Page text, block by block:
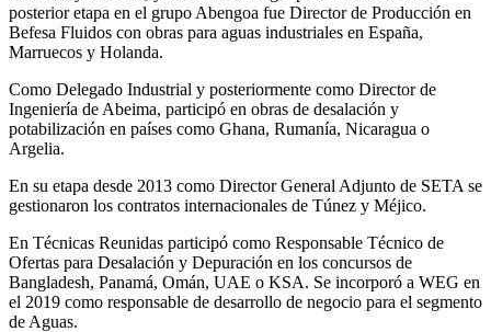
posterior etapa en el grupo Abengoa fue Director de Producción en
Befesa Fluidos con obras para aguas industriales en España,
Marruecos y Holanda.
Como Delegado Industrial y posteriormente como Director de
Ingeniería de Abeima, participó en obras de desalación y
potabilización en países como Ghana, Rumanía, Nicaragua o
Argelia.
En su etapa desde 2013 como Director General Adjunto de SETA se
gestionaron los contratos internacionales de Túnez y Méjico.
En Técnicas Reunidas participó como Responsable Técnico de
Ofertas para Desalación y Depuración en los concursos de
Bangladesh, Panamá, Omán, UAE o KSA. Se incorporó a WEG en
el 2019 como responsable de desarrollo de negocio para el segmento
de Aguas.